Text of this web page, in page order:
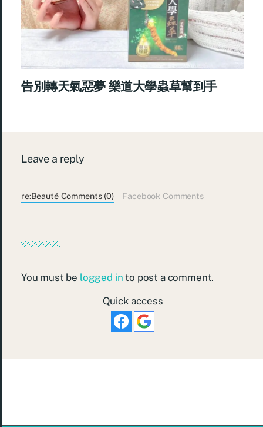
告別轉天氣惡夢 樂道大學蟲草幫到手
Leave a reply
re:Beauté Comments (0) Facebook Comments
You must be logged in to post a comment.
Quick access